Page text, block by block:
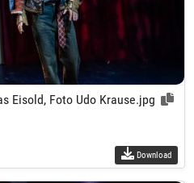
Eisold, Foto Udo Krause.jpg
Download